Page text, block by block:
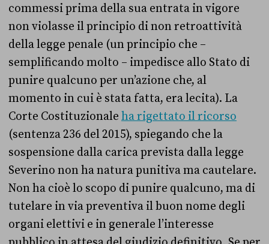
commessi prima della sua entrata in vigore
non violasse il principio di non retroattività
della legge penale (un principio che –
semplificando molto – impedisce allo Stato di
punire qualcuno per un’azione che, al
momento in cui è stata fatta, era lecita). La
Corte Costituzionale ha rigettato il ricorso
(sentenza 236 del 2015), spiegando che la
sospensione dalla carica prevista dalla legge
Severino non ha natura punitiva ma cautelare.
Non ha cioè lo scopo di punire qualcuno, ma di
tutelare in via preventiva il buon nome degli
organi elettivi e in generale l’interesse